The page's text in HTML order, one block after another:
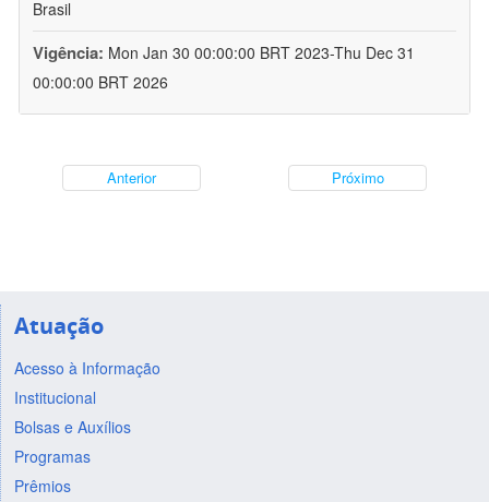
Brasil
Vigência: Mon Jan 30 00:00:00 BRT 2023-Thu Dec 31
00:00:00 BRT 2026
Anterior Próximo
Atuação
Acesso à Informação
Institucional
Bolsas e Auxílios
Programas
Prêmios